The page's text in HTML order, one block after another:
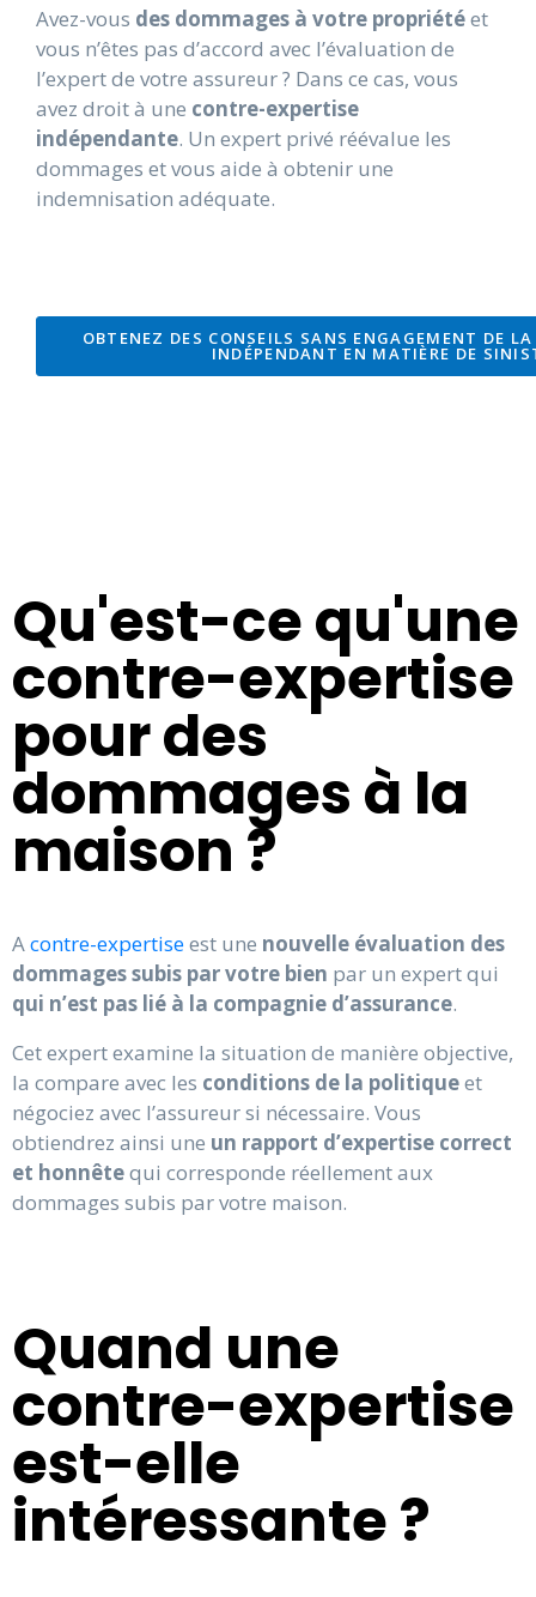
Avez-vous des dommages à votre propriétéet
vous n’êtes pas d’accord avec l’évaluation de
l’expert de votre assureur ? Dans ce cas, vous
avez droit à une contre-expertise
indépendante. Un expert privé réévalue les
dommages et vous aide à obtenir une
indemnisation adéquate.
OBTENEZ DES CONSEILS SANS ENGAGEMENT DE
INDÉPENDANT EN MATIÈRE DE
Qu'est-ce qu'une
contre-expertise
pour des
dommages à la
maison ?
Acontre-expertiseest une nouvelle évaluation des
dommages subis par votre bien par un expert qui
qui n’est pas lié à la compagnie d’assurance.
Cet expert examine la situation de manière objective,
la compare avec les conditions de la politiqueet
négociez avec l’assureur si nécessaire. Vous
obtiendrez ainsi une un rapport d’expertise correct
et honnêtequi corresponde réellement aux
dommages subis par votre maison.
Quand une
contre-expertise
est-elle
intéressante ?